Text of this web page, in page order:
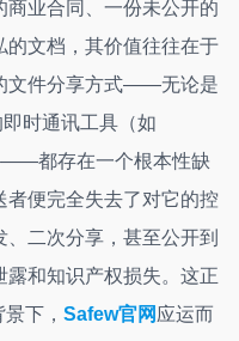
业合同、一份未公开的
的文档，其价值往往在于
文件分享方式——无论是
时通讯工具（如
——都存在一个根本性缺
者便完全失去了对它的控
二次分享，甚至公开到
和知识产权损失。这正
下， Safew官网应运而